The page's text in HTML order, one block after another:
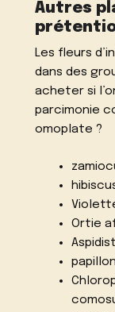
Autres
Les fleurs
dans des
acheter si
parcimonie
omoplate ?
Ortie